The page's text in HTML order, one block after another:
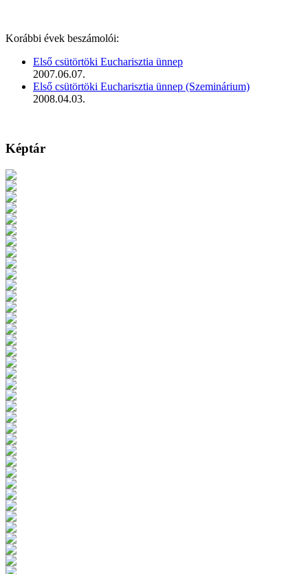
Korábbi évek beszámolói:
Első csütörtöki Eucharisztia ünnep
2007.06.07.
Első csütörtöki Eucharisztia ünnep (Szeminárium)
2008.04.03.
Képtár